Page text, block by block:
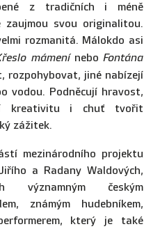
z tradičních i méně
zaujmou svou originalitou.
rozmanitá. Málokdo asi
mámeníneboFontána
rozpohybovat, jiné nabízejí
vodou. Podněcují hravost,
kreativitu i chuť tvořit
zážitek.
mezinárodního projektu
a Radany Waldových,
významným českým
známým hudebníkem,
který je také